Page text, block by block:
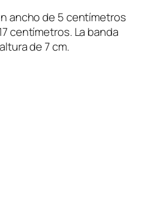
ancho de 5 centímetros
centímetros. La banda
de 7 cm.